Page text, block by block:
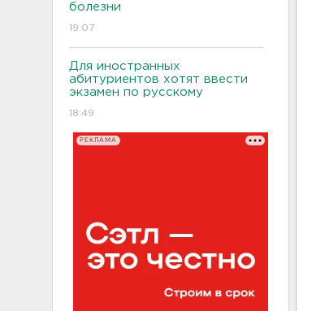
болезни
19:07
Для иностранных
абитуриентов хотят ввести
экзамен по русскому
18:49
РЕКЛАМА